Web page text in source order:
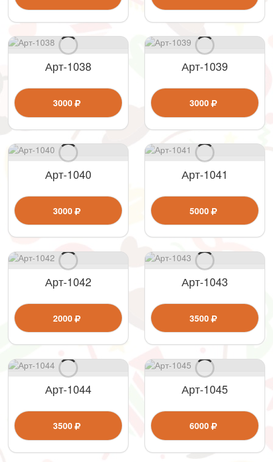
Арт-1038
3000
Арт-1039
3000
Арт-1040
3000
Арт-1041
5000
Арт-1042
2000
Арт-1043
3500
Арт-1044
3500
Арт-1045
6000